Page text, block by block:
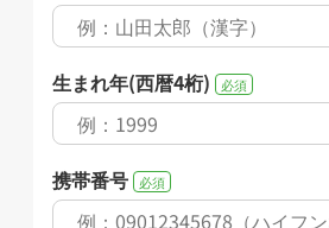
生まれ年(西暦4桁) 必須
携帯番号 必須